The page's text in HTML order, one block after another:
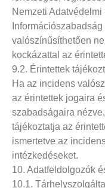
Nemzeti Adatvédelmi
valószínűsíthetően
kockázattal az
9.2. Érintettek
Ha az incidens
az érintettek jogaira
szabadságaira
tájékoztatja az
ismertetve az
intézkedéseket.
10. Adatfeldolgozók
10.1.